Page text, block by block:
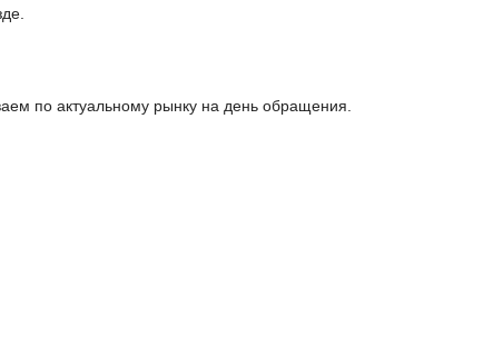
по актуальному рынку на день обращения.